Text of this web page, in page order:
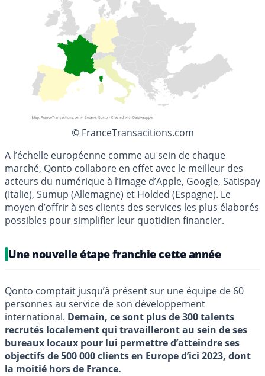
© FranceTransacitions.com
A l’échelle européenne comme au sein de chaque
marché, Qonto collabore en effet avec le meilleur des
acteurs du numérique à l’image d’Apple, Google, Satispay
(Italie), Sumup (Allemagne) et Holded (Espagne). Le
moyen d’offrir à ses clients des services les plus élaborés
possibles pour simplifier leur quotidien financier.
Une nouvelle étape franchie cette année
Qonto comptait jusqu’à présent sur une équipe de 60
personnes au service de son développement
international. Demain, ce sont plus de 300 talents
recrutés localement qui travailleront au sein de ses
bureaux locaux pour lui permettre d’atteindre ses
objectifs de 500 000 clients en Europe d’ici 2023, dont
la moitié hors de France.